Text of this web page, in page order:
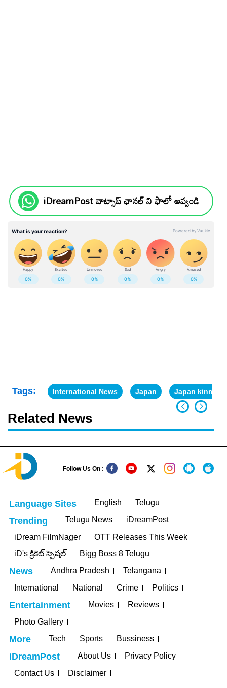
iDreamPost వాట్సాప్ ఛానల్ ని ఫాలో అవ్వండి
Tags: International News Japan Japan
Related News
Follow Us On :
Language Sites English Telugu
Trending Telugu News
iDreamPost
iDream FilmNager
OTT Releases This Week
iD's క్రికెట్ స్పెషల్
Bigg Boss 8 Telugu
News Andhra Pradesh
Telangana
International
National Crime Politics
Entertainment Movies
Reviews
Photo Gallery
More Tech Sports Bussiness
iDreamPost About Us
Privacy Policy
Contact Us
Disclaimer